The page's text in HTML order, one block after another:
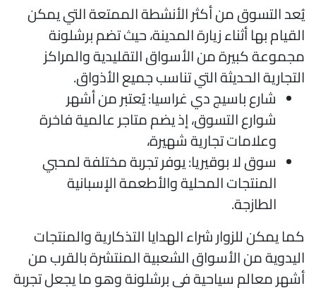
التسوق من أكثر الأنشطة الممتعة التي يمكن
بها أثناء زيارة المدينة، حيث تضم برشلونة
كبيرة من الأسواق التقليدية والمراكز
الحديثة التي تناسب جميع الأذواق.
شارع باسيج دي غراسيا: يُعتبر من أشهر
شوارع التسوق، إذ يضم متاجر عالمية فاخرة
وعلامات تجارية شهيرة،
سوق لا بوقيريا: يوفر تجربة مختلفة لمحبي
المنتجات المحلية والأطعمة الإسبانية
الطازجة.
يمكن للزوار شراء الهدايا التذكارية والمنتجات
من الأسواق الشعبية المنتشرة بالقرب من
معالم سياحية في برشلونة وهو ما يجعل تجربة